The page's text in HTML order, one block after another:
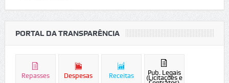
PORTAL DA TRANSPARÊNCIA
Repasses Despesas Receitas Pub. Legais
(Licitações e